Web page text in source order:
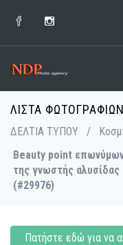
ΛΊΣΤΑ ΦΩΤΟΓΡΑΦΙΏΝ
ΔΕΛΤΙΑ ΤΥΠΟΥ /
Beauty point
της γνωστής αλυσίδας
(#29976)
Πατήστε εδώ για να